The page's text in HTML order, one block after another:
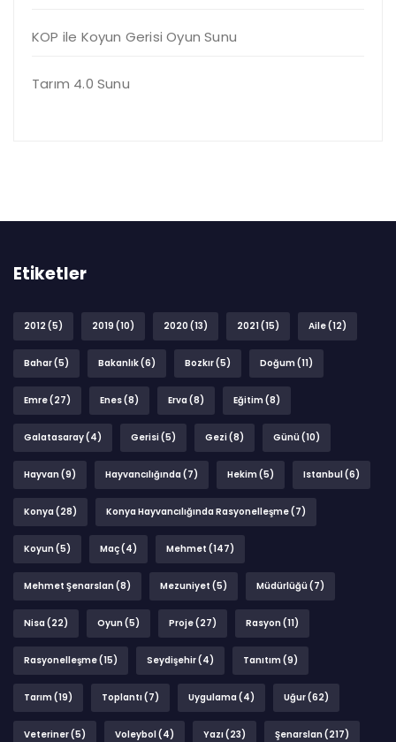
KOP ile Koyun Gerisi Oyun Sunu
Tarım 4.0 Sunu
Etiketler
2012(5) 2019 (10) 2020 (13) 2021(15) Aile(12)
Bahar(5) Bakanlık(6) Bozkır(5) Doğum(11)
Emre(27) Enes(8) Erva(8) Eğitim(8)
Galatasaray(4) Gerisi(5) Gezi(8) Günü(10)
Hayvan(9) Hayvancılığında(7) Hekim(5) Istanbul(6)
Konya(28) Konya Hayvancılığında Rasyonelleşme(7)
Koyun(5) Maç(4) Mehmet (147)
Mehmet Şenarslan(8) Mezuniyet (5) Müdürlüğü(7)
Nisa(22) Oyun(5) Proje(27) Rasyon(11)
Rasyonelleşme(15) Seydişehir(4) Tanıtım(9)
Tarım(19) Toplantı(7) Uygulama(4) Uğur(62)
Veteriner(5) Voleybol(4) Yazı(23) Şenarslan(217)